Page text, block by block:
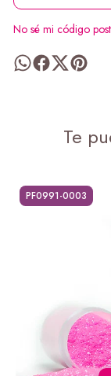
No sé mi código
Te
PF0991-0003